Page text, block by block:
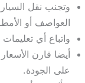
وتجنب نقل
العواصف أو
واتباع أي
أيضا قارن
على الجودة.